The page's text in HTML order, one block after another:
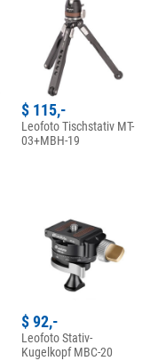
$ 115,-
Leofoto Tischstativ MT-
03+MBH-19
$ 92,-
Leofoto Stativ-
Kugelkopf MBC-20